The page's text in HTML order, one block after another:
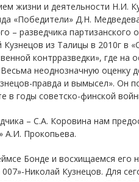
жизни и деятельности Н.И.
«Победители» Д.Н.
– разведчика
из Талицы в 2010г в
контрразведки», где на
неоднозначную оценку
правда и вымысел». Он
годы советско-финской
– С.А. Коровина нам
А.И. Прокопьева.
Бонде и восхищаемся его
Николай Кузнецов. Для